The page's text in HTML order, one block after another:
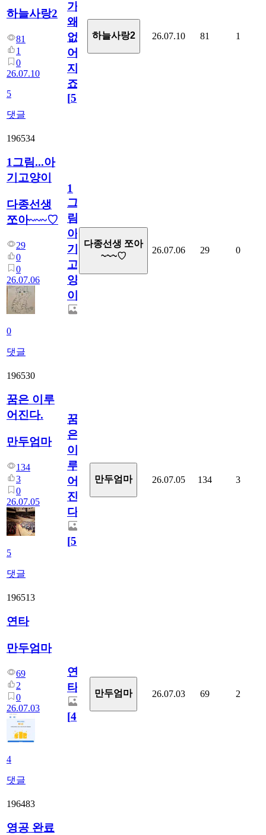
하늘사랑2
81
1
0
26.07.10
5
댓글
가
왜
없
어
지
죠.?
[5]
하늘사랑2 26.07.10 81 1
196534
1그림...아
기고양이
다종선생
쪼아~~~♡
29
0
0
26.07.06
0
댓글
1
그
림...
아
기
고
양
이
다종선생 쪼아
~~~♡
26.07.06 29 0
196530
꿈은 이루
어진다.
만두엄마
134
3
0
26.07.05
5
댓글
꿈
은
이
루
어
진
다.
[5]
만두엄마 26.07.05 134 3
196513
연타
만두엄마
69
2
0
26.07.03
4
댓글
연
타
[4]
만두엄마 26.07.03 69 2
196483
영공 완료